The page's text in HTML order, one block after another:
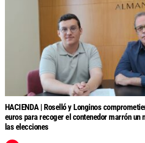
HACIENDA | Roselló y Longinos
euros para recoger el contenedor marrón un
las elecciones